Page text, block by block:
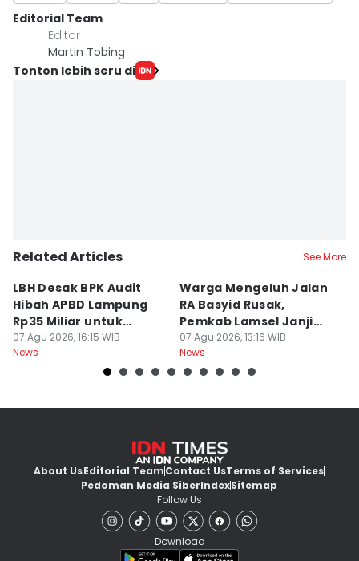
Editorial Team
Editor
Martin Tobing
Tonton lebih seru di
Related Articles See More
LBH Desak BPK Audit
Hibah APBD Lampung
Rp35 Miliar untuk
Kejaksaan
07 Agu 2026, 16:15 WIB
News
Warga Mengeluh Jalan
RA Basyid Rusak,
Pemkab Lamsel Janji
Segera Perbaiki
07 Agu 2026, 13:16 WIB
News
About UsEditorial TeamContact UsTerms of Services
Pedoman Media SiberIndexSitemap
Follow Us
Download